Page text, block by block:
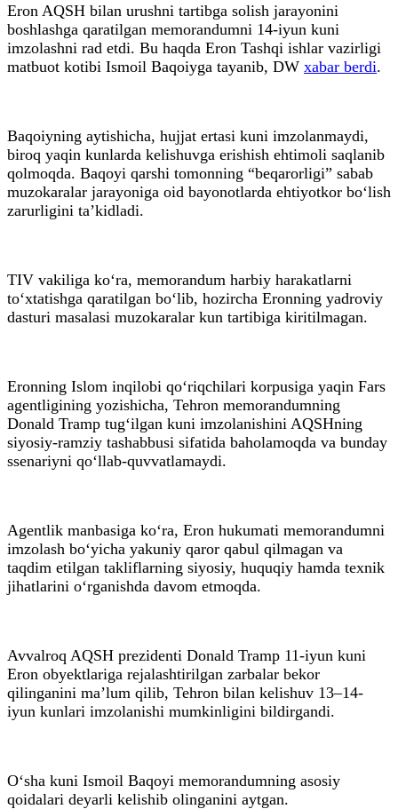
Eron AQSH bilan urushni tartibga solish jarayonini
boshlashga qaratilgan memorandumni 14-iyun kuni
imzolashni rad etdi. Bu haqda Eron Tashqi ishlar vazirligi
matbuot kotibi Ismoil Baqoiyga tayanib, DW xabar berdi.
Baqoiyning aytishicha, hujjat ertasi kuni imzolanmaydi,
biroq yaqin kunlarda kelishuvga erishish ehtimoli saqlanib
qolmoqda. Baqoyi qarshi tomonning “beqarorligi” sabab
muzokaralar jarayoniga oid bayonotlarda ehtiyotkor bo‘lish
zarurligini ta’kidladi.
TIV vakiliga ko‘ra, memorandum harbiy harakatlarni
to‘xtatishga qaratilgan bo‘lib, hozircha Eronning yadroviy
dasturi masalasi muzokaralar kun tartibiga kiritilmagan.
Eronning Islom inqilobi qo‘riqchilari korpusiga yaqin Fars
agentligining yozishicha, Tehron memorandumning
Donald Tramp tug‘ilgan kuni imzolanishini AQSHning
siyosiy-ramziy tashabbusi sifatida baholamoqda va bunday
ssenariyni qo‘llab-quvvatlamaydi.
Agentlik manbasiga ko‘ra, Eron hukumati memorandumni
imzolash bo‘yicha yakuniy qaror qabul qilmagan va
taqdim etilgan takliflarning siyosiy, huquqiy hamda texnik
jihatlarini o‘rganishda davom etmoqda.
Avvalroq AQSH prezidenti Donald Tramp 11-iyun kuni
Eron obyektlariga rejalashtirilgan zarbalar bekor
qilinganini ma’lum qilib, Tehron bilan kelishuv 13–14-
iyun kunlari imzolanishi mumkinligini bildirgandi.
O‘sha kuni Ismoil Baqoyi memorandumning asosiy
qoidalari deyarli kelishib olinganini aytgan.